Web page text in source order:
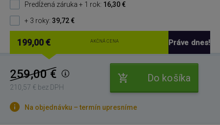
Predĺžená záruka + 1 rok: 16,30 €
+ 3 roky: 39,72 €
199,00 € AKČNÁ CENA Práve dnes!
259,00 €
210,57 € bez DPH
Do košíka
Na objednávku – termín upresníme